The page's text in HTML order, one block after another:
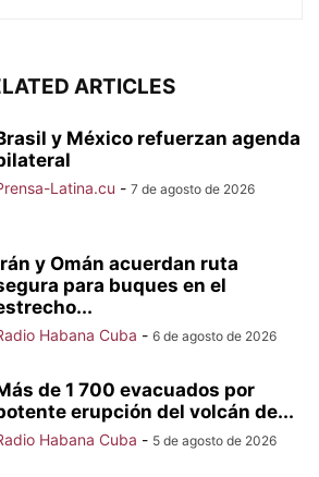
ARTICLES
y México refuerzan agenda
Latina.cu - 7 de agosto de 2026
y Omán acuerdan ruta
para buques en el
Habana Cuba - 6 de agosto de 2026
de 1 700 evacuados por
erupción del volcán de...
Habana Cuba - 5 de agosto de 2026